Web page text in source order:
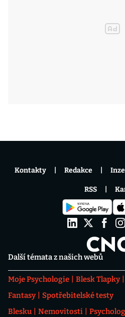
Další témata z našich webů
Moje Psychologie Blesk Tlapky
Fantasy
Spotřebitelské testy
Blesku
Nemovitosti
Kontakty Redakce
RSS